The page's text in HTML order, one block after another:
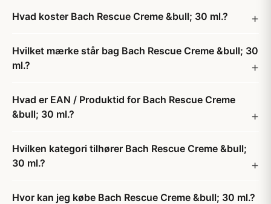
Hvad koster Bach Rescue Creme &bull; 30 ml.?
Hvilket mærke står bag Bach Rescue Creme &bull; 30
ml.?
Hvad er EAN / Produktid for Bach Rescue Creme
&bull; 30 ml.?
Hvilken kategori tilhører Bach Rescue Creme &bull;
30 ml.?
Hvor kan jeg købe Bach Rescue Creme &bull; 30 ml.?